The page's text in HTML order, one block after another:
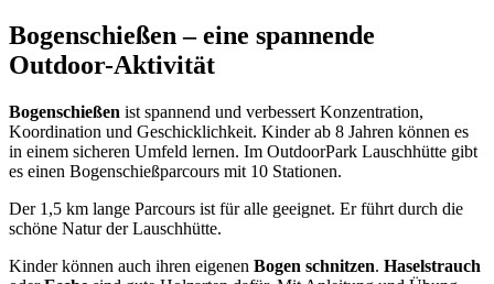
Bogenschießen – eine spannende
Outdoor-Aktivität
Bogenschießen ist spannend und verbessert Konzentration,
Koordination und Geschicklichkeit. Kinder ab 8 Jahren können es
in einem sicheren Umfeld lernen. Im OutdoorPark Lauschhütte gibt
es einen Bogenschießparcours mit 10 Stationen.
Der 1,5 km lange Parcours ist für alle geeignet. Er führt durch die
schöne Natur der Lauschhütte.
Kinder können auch ihren eigenen Bogen schnitzen. Haselstrauch